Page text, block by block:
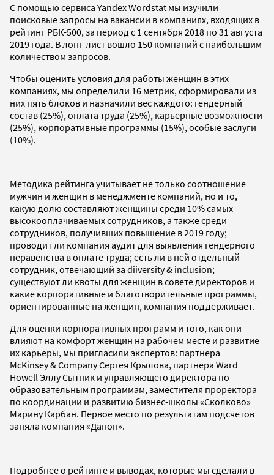
С помощью сервиса Yandex Wordstat мы изучили
поисковые запросы на вакансии в компаниях, входящих в
рейтинг РБК-500, за период с 1 сентября 2018 по 31 августа
2019 года. В лонг-лист вошло 150 компаний с наибольшим
количеством запросов.
Чтобы оценить условия для работы женщин в этих
компаниях, мы определили 16 метрик, сформировали из
них пять блоков и назначили вес каждого: гендерный
состав (25%), оплата труда (25%), карьерные возможности
(25%), корпоративные программы (15%), особые заслуги
(10%).
Методика рейтинга учитывает не только соотношение
мужчин и женщин в менеджменте компаний, но и то,
какую долю составляют женщины среди 10% самых
высокооплачиваемых сотрудников, а также среди
сотрудников, получивших повышение в 2019 году;
проводит ли компания аудит для выявления гендерного
неравенства в оплате труда; есть ли в ней отдельный
сотрудник, отвечающий за diiversity & inclusion;
существуют ли квоты для женщин в совете директоров и
какие корпоративные и благотворительные программы,
ориентированные на женщин, компания поддерживает.
Для оценки корпоративных программ и того, как они
влияют на комфорт женщин на рабочем месте и развитие
их карьеры, мы пригласили экспертов: партнера
McKinsey & Company Сергея Крылова, партнера Ward
Howell Эллу Сытник и управляющего директора по
образовательным программам, заместителя проректора
по координации и развитию бизнес-школы «Сколково»
Марину Карбан. Первое место по результатам подсчетов
заняла компания «Данон».
Подробнее о рейтинге и выводах, которые мы сделали в